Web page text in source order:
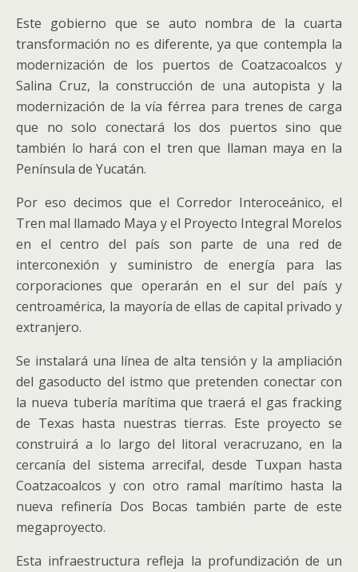
Este gobierno que se auto nombra de la cuarta
transformación no es diferente, ya que contempla la
modernización de los puertos de Coatzacoalcos y
Salina Cruz, la construcción de una autopista y la
modernización de la vía férrea para trenes de carga
que no solo conectará los dos puertos sino que
también lo hará con el tren que llaman maya en la
Península de Yucatán.
Por eso decimos que el Corredor Interoceánico, el
Tren mal llamado Maya y el Proyecto Integral Morelos
en el centro del país son parte de una red de
interconexión y suministro de energía para las
corporaciones que operarán en el sur del país y
centroamérica, la mayoría de ellas de capital privado y
extranjero.
Se instalará una línea de alta tensión y la ampliación
del gasoducto del istmo que pretenden conectar con
la nueva tubería marítima que traerá el gas fracking
de Texas hasta nuestras tierras. Este proyecto se
construirá a lo largo del litoral veracruzano, en la
cercanía del sistema arrecifal, desde Tuxpan hasta
Coatzacoalcos y con otro ramal marítimo hasta la
nueva refinería Dos Bocas también parte de este
megaproyecto.
Esta infraestructura refleja la profundización de un